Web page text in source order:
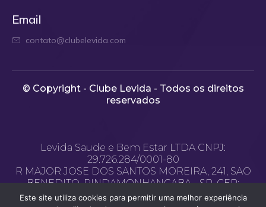
Email
contato@clubelevida.com
© Copyright - Clube Levida - Todos os direitos
reservados​
Levida Saude e Bem Estar LTDA CNPJ:
29.726.284/0001-80
R MAJOR JOSE DOS SANTOS MOREIRA, 241, SAO
BENEDITO, PINDAMONHANGABA - SP, CEP:
12.400-970
Este site utiliza cookies para permitir uma melhor experiência